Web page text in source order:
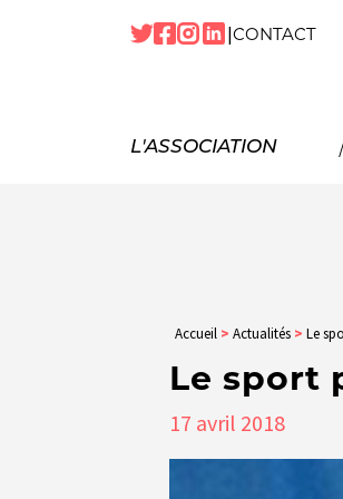
|CONTACT
L'ASSOCIATION
NOSTEMPS FORTS
Accueil > Actualités > Le
Le sport
17 avril 2018